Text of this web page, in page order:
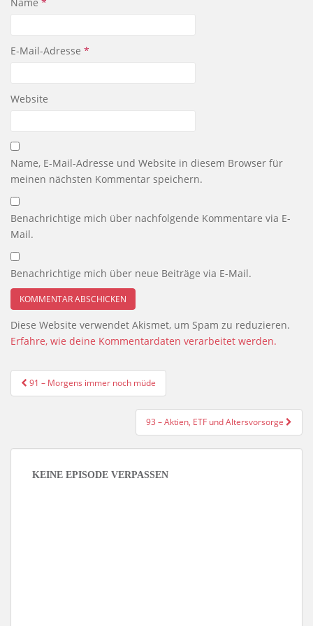
E-Mail-Adresse *
Website
Name, E-Mail-Adresse und Website in diesem Browser für
meinen nächsten Kommentar speichern.
Benachrichtige mich über nachfolgende Kommentare via E-
Mail.
Benachrichtige mich über neue Beiträge via E-Mail.
Diese Website verwendet Akismet, um Spam zu reduzieren.
Erfahre, wie deine Kommentardaten verarbeitet werden.
Beitragsnavigation
91 – Morgens immer noch müde
93 – Aktien, ETF und Altersvorsorge
KEINE EPISODE VERPASSEN